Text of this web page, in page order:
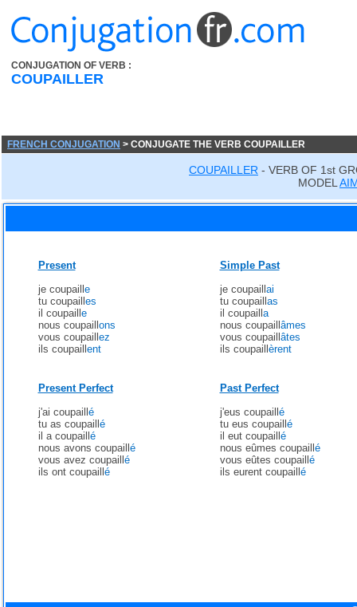
CONJUGATION OF VERB :
COUPAILLER
FRENCH CONJUGATION > CONJUGATE THE VERB COUPAILLER
COUPAILLER - VERB OF 1st
MODEL
Present
je coupaill e
tu coupaill es
il coupaill e
nous coupaill ons
vous coupaill ez
ils coupaill ent
Simple Past
je coupaill ai
tu coupaill as
il coupaill a
nous coupaill âmes
vous coupaill âtes
ils coupaill èrent
Present Perfect
j'ai coupaill é
tu as coupaill é
il a coupaill é
nous avons coupaill é
vous avez coupaill é
ils ont coupaill é
Past Perfect
j'eus coupaill é
tu eus coupaill é
il eut coupaill é
nous eûmes coupaill é
vous eûtes coupaill é
ils eurent coupaill é